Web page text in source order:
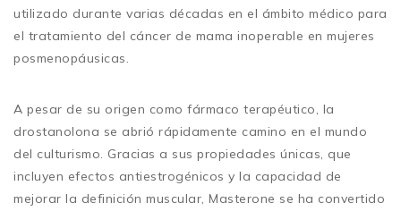
utilizado durante varias décadas en el ámbito médico para
el tratamiento del cáncer de mama inoperable en mujeres
posmenopáusicas.
A pesar de su origen como fármaco terapéutico, la
drostanolona se abrió rápidamente camino en el mundo
del culturismo. Gracias a sus propiedades únicas, que
incluyen efectos antiestrogénicos y la capacidad de
mejorar la definición muscular, Masterone se ha convertido